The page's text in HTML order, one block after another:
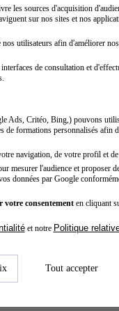
les sources d'acquisition
sur nos sites et nos
utilisateurs afin d'améliorer
de consultation et
Ads, Critéo, Bing,) pouvons
formations personnalisés afin
navigation, de votre profil et de
mesurer l'audience et proposer
données par Google
votre consentementen cliquant
et notre Politique
Tout accepter